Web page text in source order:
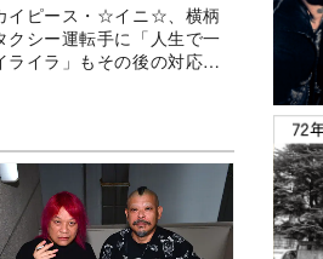
イピース・☆イニ☆、横柄
クシー運転手に「人生で一
ライラ」もその後の対応に